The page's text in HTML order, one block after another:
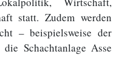
statt. Zudem werden
– beispielsweise der
Schachtanlage Asse